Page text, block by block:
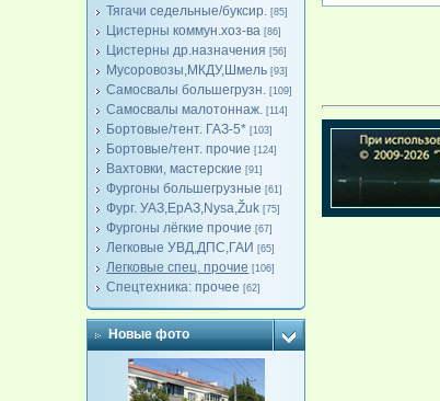
Тягачи седельные/буксир. [85]
Цистерны коммун.хоз-ва [86]
Цистерны др.назначения [56]
Мусоровозы,МКДУ,Шмель [93]
Самосвалы большегрузн. [109]
Самосвалы малотоннаж. [114]
Бортовые/тент. ГАЗ-5* [103]
Бортовые/тент. прочие [124]
Вахтовки, мастерские [91]
Фургоны большегрузные [61]
Фург. УАЗ,ЕрАЗ,Nysa,Žuk [75]
Фургоны лёгкие прочие [67]
Легковые УВД,ДПС,ГАИ [65]
Легковые спец. прочие [106]
Спецтехника: прочее [62]
Новые фото